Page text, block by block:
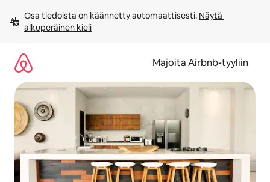
sisältö
väliin
Osa tiedoista on käännetty automaattisesti. Näytä
alkuperäinen kieli
Majoita Airbnb-tyyliin